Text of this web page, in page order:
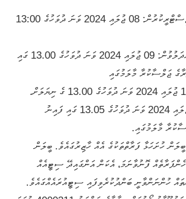
• ބީލަން ހުށަހެޅުމަށް ރަޖިސްޓްރީކުރުން: 08 ޖުލައި 2024 ވަނަ ދުވަހުގެ 13:00
• މައުލޫމާތު ދިނުމުގެ ބައްދަލުވުން: 09 ޖުލައި 2024 ވަނަ ދުވަހުގެ 13.00 ގައި
ޖަލްސާކުރާ މާލަމުގައި
• ބީލަން ހުޅުވުން: 14 ޖުލައި 2024 ވަނަ ދުވަހުގެ 13.05 ގައި ފައިނު
މާލަމުގައި.
ހުށަހަޅާ ފަރާތްތަކުގެ އެއް ހާޒިރުގައެވެ. ބީލަން
ފޮނުވާނަމަ، އެކަން އަންގައިދޭ ސިޓީއެއް
ހުންނަންވާނީ ބަންދުކުރެވިފައި ސިޓީއުރައެއްގައެވެ.